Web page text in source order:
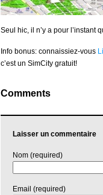
Seul hic, il n’y a pour
Info bonus: connaissiez-vous
c’est un SimCity gratuit!
Comments
Laisser un commentaire
Nom (required)
Email (required)